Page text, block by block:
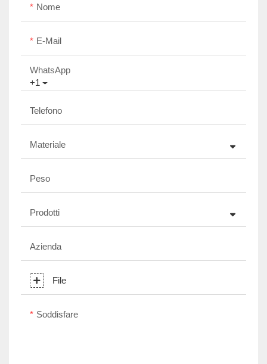
Nome
E-Mail
+1
WhatsApp
Telefono
Materiale
Peso
Prodotti
Azienda
File
Soddisfare